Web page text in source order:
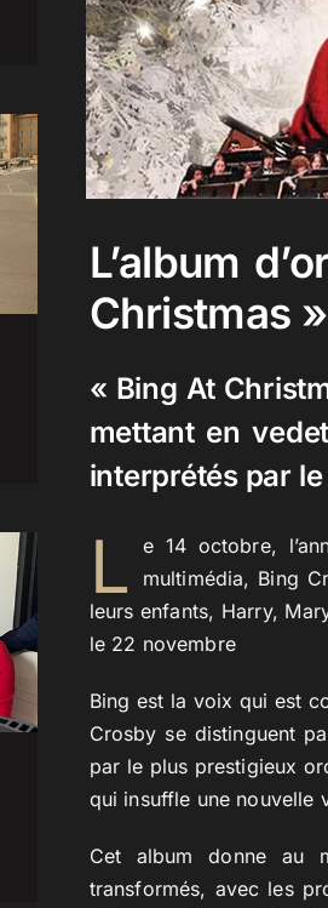
L’album
Christmas
« Bing At
mettant en
interprétés par
L
e 14 octobre,
multimédia, Bing
leurs enfants, Harry,
le 22 novembre
Bing est la voix qui est
Crosby se distinguent
par le plus prestigieux
qui insuffle une nouvelle
Cet album donne au
transformés, avec les